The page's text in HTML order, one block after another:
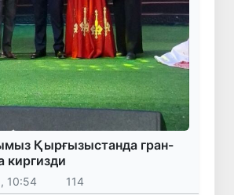
Қырғызыстанда гран-
киргизди
10:54 114